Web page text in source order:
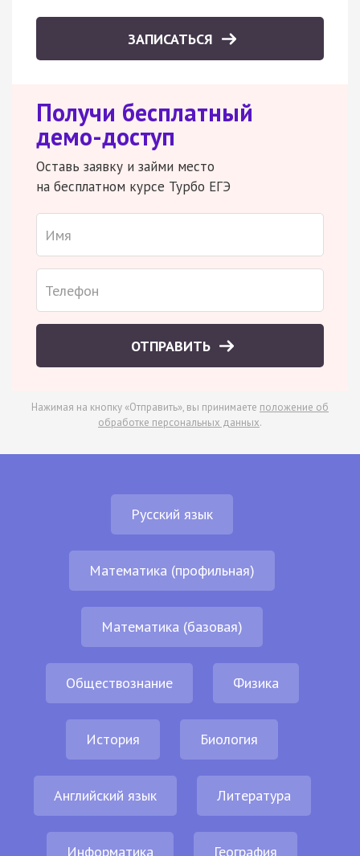
ЗАПИСАТЬСЯ
Получи бесплатный
демо-доступ
Оставь заявку и займи место
на бесплатном курсе Турбо ЕГЭ
ОТПРАВИТЬ
Нажимая на кнопку «Отправить», вы принимаете положение об
обработке персональных данных.
Русский язык
Математика (профильная)
Математика (базовая)
Обществознание Физика
История Биология
Английский язык Литература
Информатика География